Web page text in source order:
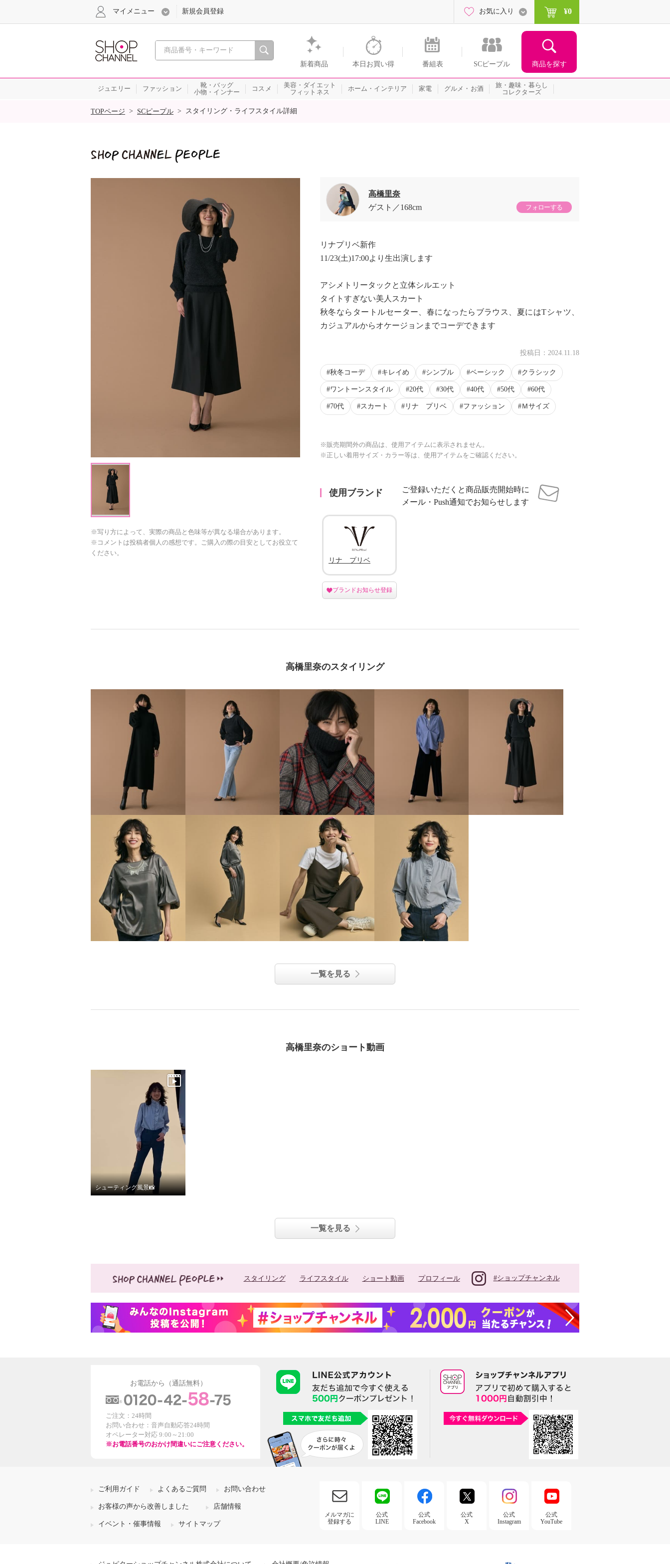
心おどる、瞬間を。通販・テレビショッピングのショップチャンネル
新着商品 本日お買い得 番組表 SCピープル 商品を探す
マイメニュー 新規会員登録 お気に入り ¥0
ジュエリー ファッション
靴・バッグ
小物・インナー
コスメ
美容・ダイエット
フィットネス
ホーム・インテリア 家電 グルメ・お酒
旅・趣味・暮らし
コレクターズ
SALE
TOPページ > SCピープル > スタイリング・ライフスタイル詳細
※写り方によって、実際の商品と色味等が異なる場合があります。
※コメントは投稿者個人の感想です。ご購入の際の目安としてお役立て
ください。
高橋里奈
ゲスト
168cm フォローする
リナプリベ新作
11/23(土)17:00より生出演します
アシメトリータックと立体シルエット
タイトすぎない美人スカート
秋冬ならタートルセーター、春になったらブラウス、夏にはTシャツ、
カジュアルからオケージョンまでコーデできます
投稿日： 2024.11.18
秋冬コーデ キレイめ シンプル ベーシック クラシック
ワントーンスタイル 20代 30代 40代 50代 60代
70代 スカート リナ プリベ ファッション Ｍサイズ
※販売期間外の商品は、使用アイテムに表示されません。
※正しい着用サイズ・カラー等は、使用アイテムをご確認ください。
使用ブランド
ご登録いただくと商品販売開始時に
メール・Push通知でお知らせします
リナ プリベ
ブランドお知らせ登録
高橋里奈のスタイリング
一覧を見る
高橋里奈のショート動画
シューティング風景📸
一覧を見る
スタイリング ライフスタイル ショート動画 プロフィール #ショップチャンネル
お電話から（通話無料）
ご注文：24時間
お問い合わせ：音声自動応答24時間
オペレーター対応 9:00～21:00
※お電話番号のおかけ間違いにご注意ください。
ご利用ガイド よくあるご質問 お問い合わせ
お客様の声から改善しました 店舗情報
イベント・催事情報 サイトマップ
メルマガに
登録する
公式
LINE
公式
Facebook
公式
X
公式
Instagram
公式
YouTube